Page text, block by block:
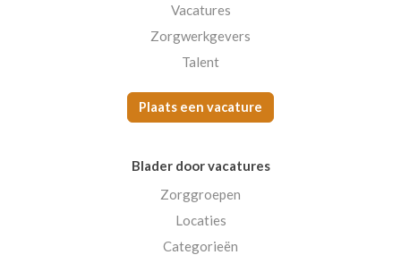
Vacatures
Zorgwerkgevers
Talent
Plaats een vacature
Blader door vacatures
Zorggroepen
Locaties
Categorieën